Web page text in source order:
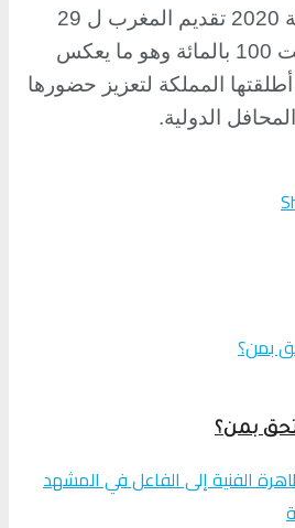
المائة، فيما سجلت سنة 2020 تقديم المغرب ل 29
ترشيحا بنسبة نجاح بلغت 100 بالمائة وهو ما يعكس
أطلقتها المملكة لتعزيز حضورها
الدولية.
بمن؟